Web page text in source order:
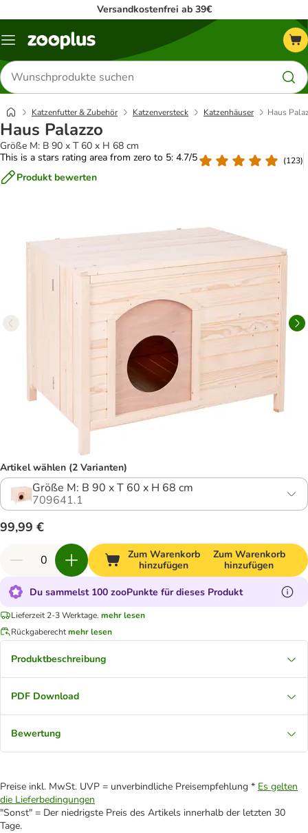
Versandkostenfrei ab 39€
Menü
Produkte
suchen
Katzenfutter & Zubehör Katzenversteck Katzenhäuser Haus
Haus Palazzo
Größe M: B 90 x T 60 x H 68 cm
This is a stars rating area from zero to 5: 4.7/5
(123)
Produkt bewerten
Artikel wählen (2 Varianten)
Größe M: B 90 x T 60 x H 68 cm
709641.1
99,99 €
Zum Warenkorb
hinzufügen
Zum Warenkorb
hinzufügen
Du sammelst 100 zooPunkte für dieses Produkt
Lieferzeit 2-3 Werktage. mehr lesen
Rückgaberechtmehr lesen
Produktbeschreibung
PDF Download
Bewertung
Preise inkl. MwSt. UVP = unverbindliche Preisempfehlung * Es gelten
die Lieferbedingungen
"Sonst" = Der niedrigste Preis des Artikels innerhalb der letzten 30
Tage.